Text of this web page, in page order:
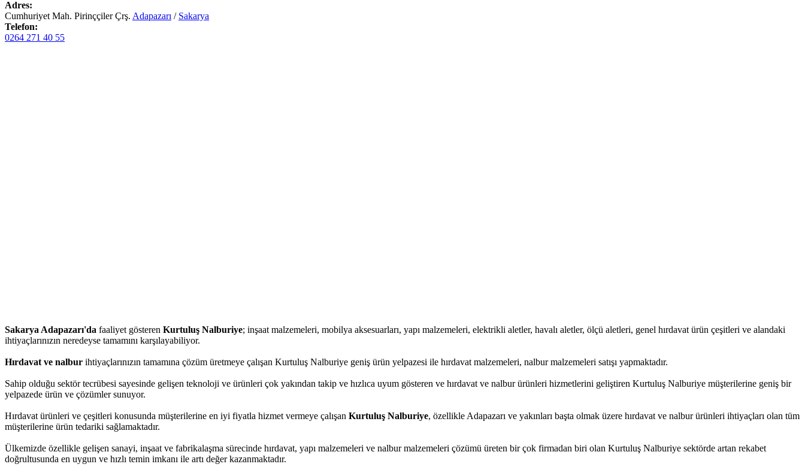
Adres:
Cumhuriyet Mah. Pirinççiler Çrş. Adapazarı / Sakarya
Telefon:
0264 271 40 55
Sakarya Adapazarı'da faaliyet gösteren Kurtuluş Nalburiye; inşaat malzemeleri, mobilya aksesuarları, yapı malzemeleri, elektrikli aletler, havalı aletler, ölçü aletleri, genel hırdavat ürün çeşitleri ve alandaki
ihtiyaçlarınızın neredeyse tamamını karşılayabiliyor.
Hırdavat ve nalbur ihtiyaçlarınızın tamamına çözüm üretmeye çalışan Kurtuluş Nalburiye geniş ürün yelpazesi ile hırdavat malzemeleri, nalbur malzemeleri satışı yapmaktadır.
Sahip olduğu sektör tecrübesi sayesinde gelişen teknoloji ve ürünleri çok yakından takip ve hızlıca uyum gösteren ve hırdavat ve nalbur ürünleri hizmetlerini geliştiren Kurtuluş Nalburiye müşterilerine geniş bir
yelpazede ürün ve çözümler sunuyor.
Hırdavat ürünleri ve çeşitleri konusunda müşterilerine en iyi fiyatla hizmet vermeye çalışan Kurtuluş Nalburiye, özellikle Adapazarı ve yakınları başta olmak üzere hırdavat ve nalbur ürünleri ihtiyaçları olan tüm
müşterilerine ürün tedariki sağlamaktadır.
Ülkemizde özellikle gelişen sanayi, inşaat ve fabrikalaşma sürecinde hırdavat, yapı malzemeleri ve nalbur malzemeleri çözümü üreten bir çok firmadan biri olan Kurtuluş Nalburiye sektörde artan rekabet
doğrultusunda en uygun ve hızlı temin imkanı ile artı değer kazanmaktadır.